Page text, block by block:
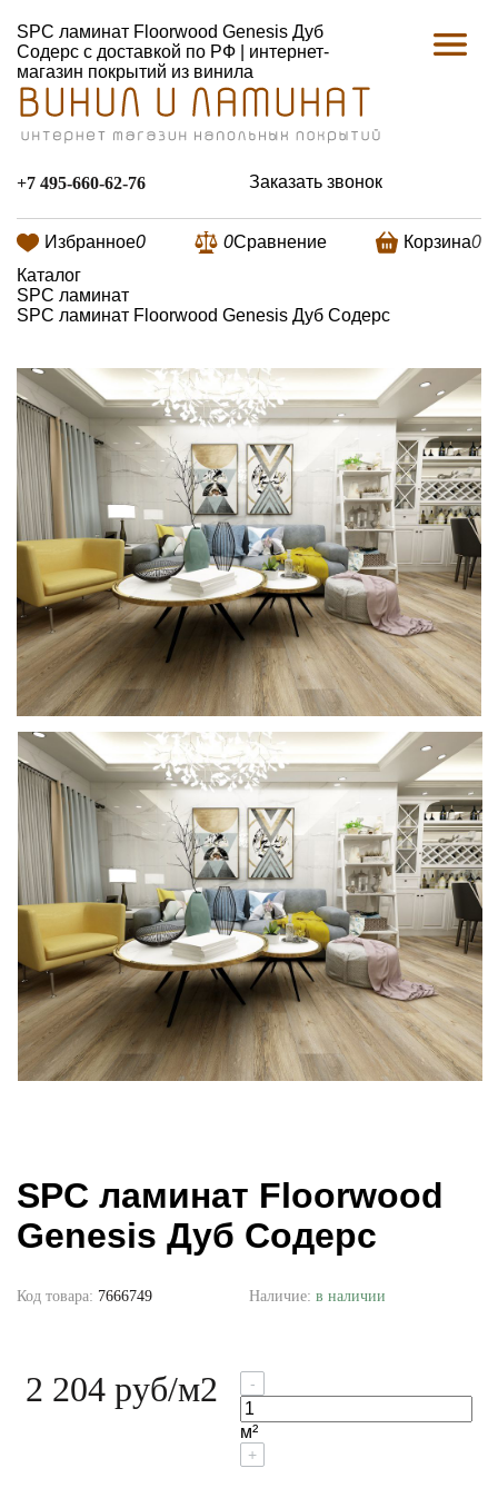
SPC ламинат Floorwood Genesis Дуб
Содерс с доставкой по РФ | интернет-
магазин покрытий из винила
+7 495-660-62-76 Заказать звонок
Избранное0 0Сравнение Корзина0
Каталог
SPC ламинат
SPC ламинат Floorwood Genesis Дуб Содерс
SPC ламинат Floorwood
Genesis Дуб Содерс
Код товара: 7666749 Наличие: в наличии
2 204 руб/м2 -
м²
+